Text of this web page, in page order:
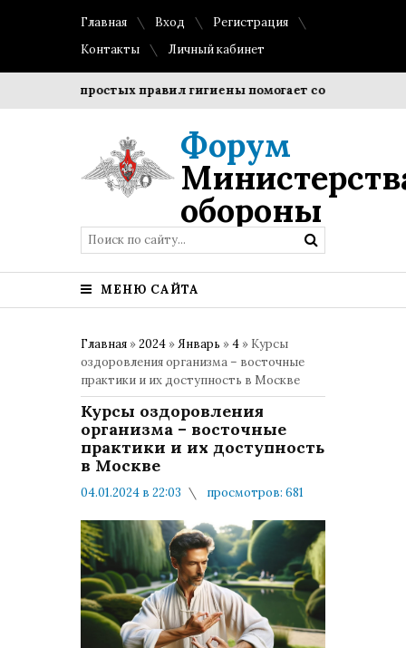
Главная Вход
Регистрация
Контакты
Личный кабинет
простых правил гигиены помогает сохранить
Форум
обороны
МЕНЮ САЙТА
Главная »2024 »Январь »4 » Курсы
оздоровления организма – восточные
практики и их доступность в Москве
Курсы оздоровления
организма – восточные
практики и их доступность
в Москве
04.01.2024 в 22:03
просмотров: 681
Мнения и публикации